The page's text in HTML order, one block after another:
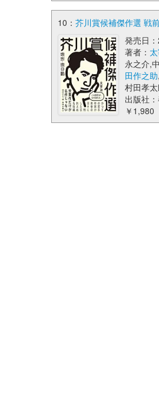
10： 芥川賞候補傑作選 戦
発売日
著者：
永之介,
田作之助
村田孝
出版社
￥1,980